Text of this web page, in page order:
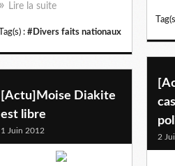
Lire la suite
Tag(s) : #Divers faits nationaux
2
[Actu]Moise Diakite
est libre
1 Juin 2012